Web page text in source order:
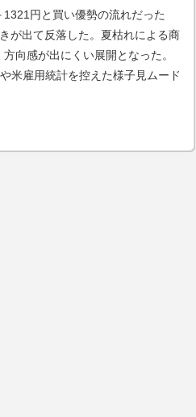
円と買い優勢の流れだった
が出て反落した。夏枯れによる商
向感が出にくい展開となった。
米雇用統計を控えた様子見ムード